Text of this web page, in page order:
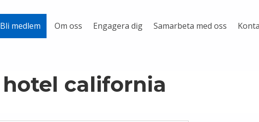
Bli medlem Om oss Engagera dig Samarbeta med oss
hotel california